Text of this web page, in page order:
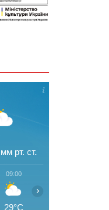
мм рт. ст.
09:00
29°C
›